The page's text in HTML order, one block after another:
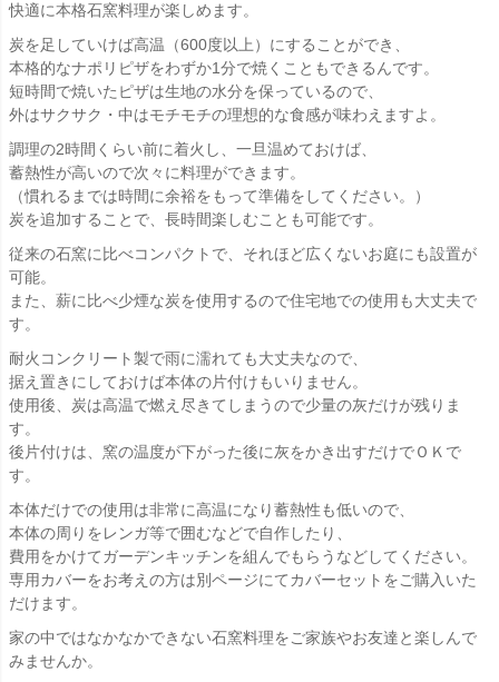
快適に本格石窯料理が楽しめます。
炭を足していけば高温（600度以上）にすることができ、
本格的なナポリピザをわずか1分で焼くこともできるんです。
短時間で焼いたピザは生地の水分を保っているので、
外はサクサク・中はモチモチの理想的な食感が味わえますよ。
調理の2時間くらい前に着火し、一旦温めておけば、
蓄熱性が高いので次々に料理ができます。
（慣れるまでは時間に余裕をもって準備をしてください。）
炭を追加することで、長時間楽しむことも可能です。
従来の石窯に比べコンパクトで、それほど広くないお庭にも設置が
可能。
また、薪に比べ少煙な炭を使用するので住宅地での使用も大丈夫で
す。
耐火コンクリート製で雨に濡れても大丈夫なので、
据え置きにしておけば本体の片付けもいりません。
使用後、炭は高温で燃え尽きてしまうので少量の灰だけが残りま
す。
後片付けは、窯の温度が下がった後に灰をかき出すだけでＯＫで
す。
本体だけでの使用は非常に高温になり蓄熱性も低いので、
本体の周りをレンガ等で囲むなどで自作したり、
費用をかけてガーデンキッチンを組んでもらうなどしてください。
専用カバーをお考えの方は別ページにてカバーセットをご購入いた
だけます。
家の中ではなかなかできない石窯料理をご家族やお友達と楽しんで
みませんか。